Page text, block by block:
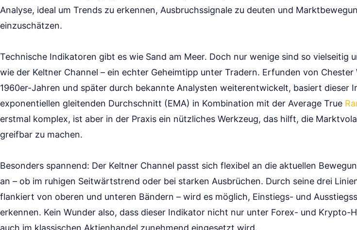
Analyse, ideal um Trends zu erkennen, Ausbruchssignale zu deuten und
einzuschätzen.
Technische Indikatoren gibt es wie Sand am Meer. Doch nur wenige sind so vielseitig
wie der Keltner Channel – ein echter Geheimtipp unter Tradern. Erfunden von Chester
1960er-Jahren und später durch bekannte Analysten weiterentwickelt, basiert dieser
exponentiellen gleitenden Durchschnitt (EMA) in Kombination mit der Average True
erstmal komplex, ist aber in der Praxis ein nützliches Werkzeug, das hilft, die
greifbar zu machen.
Besonders spannend: Der Keltner Channel passt sich flexibel an die aktuellen
an – ob im ruhigen Seitwärtstrend oder bei starken Ausbrüchen. Durch seine drei
flankiert von oberen und unteren Bändern – wird es möglich, Einstiegs- und
erkennen. Kein Wunder also, dass dieser Indikator nicht nur unter Forex- und Krypto-
auch im klassischen Aktienhandel zunehmend eingesetzt wird.